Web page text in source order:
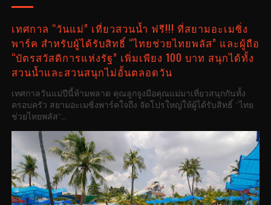
เทศกาล “วันแม่” เที่ยวสวนน้ำ ฟรี!!! ที่สยามอะเมซิ่ง
พาร์ค สำหรับผู้ได้รับสิทธิ์ “ไทยช่วยไทยพลัส” และผู้ถือ
“บัตรสวัสดิการแห่งรัฐ” เพิ่มเพียง 100 บาท สนุกได้ทั้ง
สวนน้ำและสวนสนุกไม่อั้นตลอดวัน
เทศกาลวันแม่ปีนี้ห้ามพลาด คุณลูกจูงมือคุณแม่มาเที่ยวสนุกกันทั้ง
ครอบครัว สยามอะเมซิ่งพาร์คใจถึง จัดโปรใหญ่ให้ผู้ได้รับสิทธิ์ “ไทย
ช่วยไทยพลัส”...